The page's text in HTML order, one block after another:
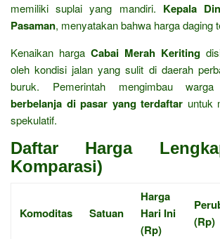
memiliki suplai yang mandiri. Kepala
Pasaman, menyatakan bahwa harga daging
Kenaikan harga Cabai Merah Keriting
oleh kondisi jalan yang sulit di daerah
buruk. Pemerintah mengimbau
berbelanja di pasar yang terdaftar untuk
spekulatif.
Daftar Harga
Komparasi)
Komoditas Satuan
Harga
Hari Ini
(Rp)
(Rp)